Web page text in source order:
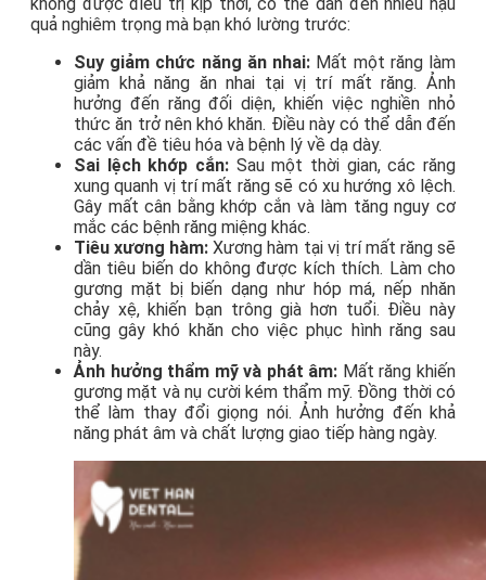
quả nghiêm trọng mà bạn khó lường trước:
Suy giảm chức năng ăn nhai: Mất một răng làm
giảm khả năng ăn nhai tại vị trí mất răng. Ảnh
hưởng đến răng đối diện, khiến việc nghiền nhỏ
thức ăn trở nên khó khăn. Điều này có thể dẫn đến
các vấn đề tiêu hóa và bệnh lý về dạ dày.
Sai lệch khớp cắn: Sau một thời gian, các răng
xung quanh vị trí mất răng sẽ có xu hướng xô lệch.
Gây mất cân bằng khớp cắn và làm tăng nguy cơ
mắc các bệnh răng miệng khác.
Tiêu xương hàm: Xương hàm tại vị trí mất răng sẽ
dần tiêu biến do không được kích thích. Làm cho
gương mặt bị biến dạng như hóp má, nếp nhăn
chảy xệ, khiến bạn trông già hơn tuổi. Điều này
cũng gây khó khăn cho việc phục hình răng sau
này.
Ảnh hưởng thẩm mỹ và phát âm: Mất răng khiến
gương mặt và nụ cười kém thẩm mỹ. Đồng thời có
thể làm thay đổi giọng nói. Ảnh hưởng đến khả
năng phát âm và chất lượng giao tiếp hàng ngày.